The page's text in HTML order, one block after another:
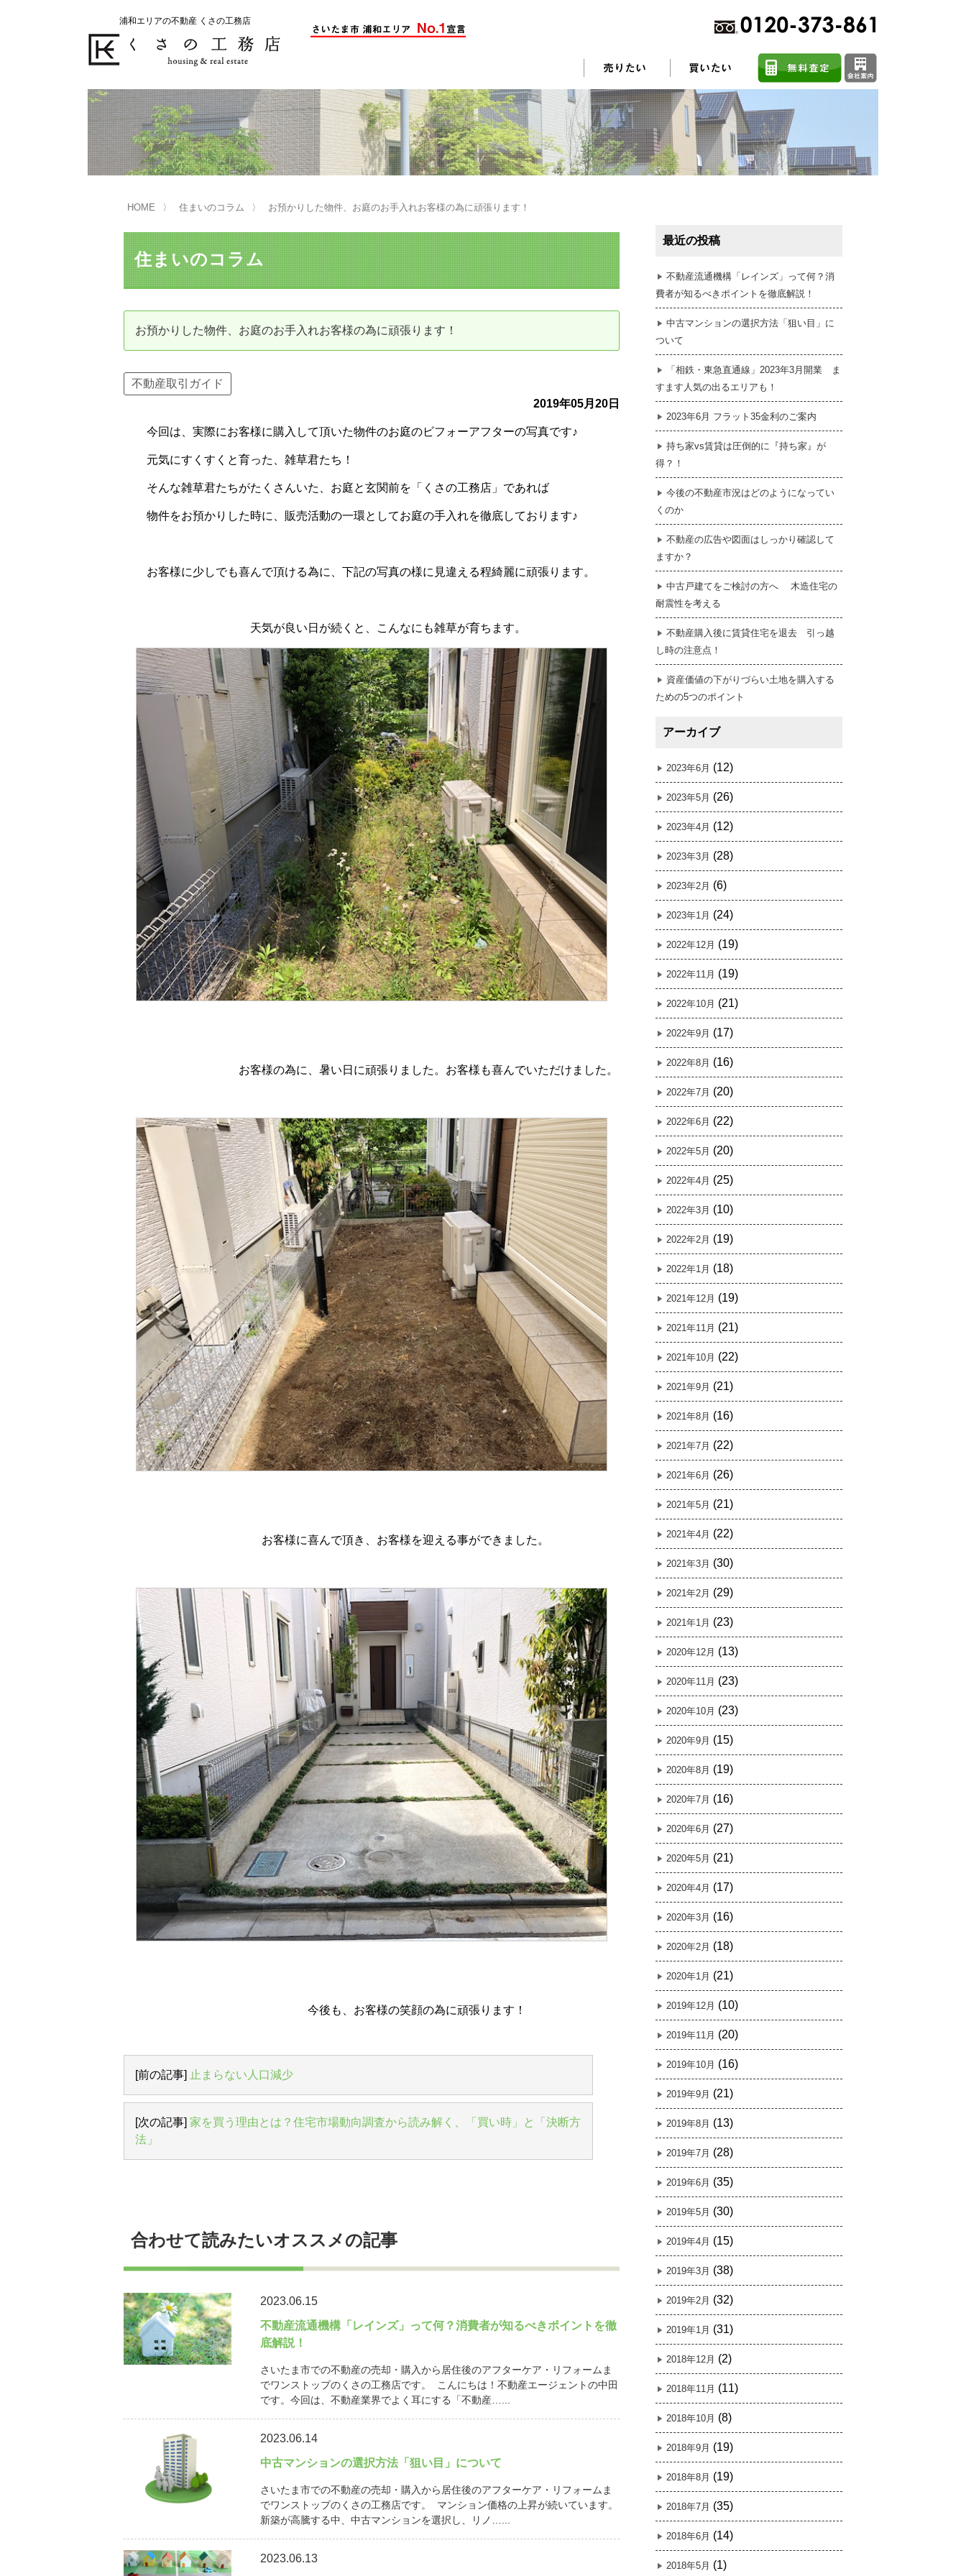
浦和エリアの不動産 くさの工務店
不動産の売却をお考えのお客様
くさの工務店が選ばれる理由 売却活動 売却されたお客様の声 不動産売却に関するよくある質問
買い替えサポート はじめての売却 不動産売却成功のコツ 任意売却
不動産の相続 売却前の修繕・リフォーム
売却の流れ（手順）
不動産売却の詳しい流れ 売買契約のご締結
不動産の引き渡し 不動産の残代金の受領について 不動産売却後の税金
不動産の購入をお考えのお客様
くさの工務店が選ばれる理由 購入されたお客様の声 不動産購入に関するよくある質問
住宅ローン控除・消費税について
リニュアル仲介とは
資産価値の減りにくい住宅購入 中古だから安心して購入できる仕組み リニュアル仲介で実現する豊かな暮らし はじめての物件探し
HOME 住まいのコラム お預かりした物件、お庭のお手入れお客様の為に頑張ります！
住まいのコラム
お預かりした物件、お庭のお手入れお客様の為に頑張ります！
不動産取引ガイド
2019年05月20日
今回は、実際にお客様に購入して頂いた物件のお庭のビフォーアフターの写真です♪
元気にすくすくと育った、雑草君たち！
そんな雑草君たちがたくさんいた、お庭と玄関前を「くさの工務店」であれば
物件をお預かりした時に、販売活動の一環としてお庭の手入れを徹底しております♪
お客様に少しでも喜んで頂ける為に、下記の写真の様に見違える程綺麗に頑張ります。
天気が良い日が続くと、こんなにも雑草が育ちます。
お客様の為に、暑い日に頑張りました。お客様も喜んでいただけました。
お客様に喜んで頂き、お客様を迎える事ができました。
今後も、お客様の笑顔の為に頑張ります！
[前の記事] 止まらない人口減少
[次の記事] 家を買う理由とは？住宅市場動向調査から読み解く、「買い時」と「決断方
法」
合わせて読みたいオススメの記事
2023.06.15
不動産流通機構「レインズ」って何？消費者が知るべきポイントを徹
底解説！
さいたま市での不動産の売却・購入から居住後のアフターケア・リフォームま
でワンストップのくさの工務店です。 こんにちは！不動産エージェントの中田
です。今回は、不動産業界でよく耳にする「不動産…...
2023.06.14
中古マンションの選択方法「狙い目」について
さいたま市での不動産の売却・購入から居住後のアフターケア・リフォームま
でワンストップのくさの工務店です。 マンション価格の上昇が続いています。
新築が高騰する中、中古マンションを選択し、リノ…...
2023.06.13
最近の投稿
不動産流通機構「レインズ」って何？消
費者が知るべきポイントを徹底解説！
中古マンションの選択方法「狙い目」に
ついて
「相鉄・東急直通線」2023年3月開業 ま
すます人気の出るエリアも！
2023年6月 フラット35金利のご案内
持ち家vs賃貸は圧倒的に『持ち家』が
得？！
今後の不動産市況はどのようになってい
くのか
不動産の広告や図面はしっかり確認して
ますか？
中古戸建てをご検討の方へ 木造住宅の
耐震性を考える
不動産購入後に賃貸住宅を退去 引っ越
し時の注意点！
資産価値の下がりづらい土地を購入する
ための5つのポイント
アーカイブ
2023年6月 (12)
2023年5月 (26)
2023年4月 (12)
2023年3月 (28)
2023年2月 (6)
2023年1月 (24)
2022年12月 (19)
2022年11月 (19)
2022年10月 (21)
2022年9月 (17)
2022年8月 (16)
2022年7月 (20)
2022年6月 (22)
2022年5月 (20)
2022年4月 (25)
2022年3月 (10)
2022年2月 (19)
2022年1月 (18)
2021年12月 (19)
2021年11月 (21)
2021年10月 (22)
2021年9月 (21)
2021年8月 (16)
2021年7月 (22)
2021年6月 (26)
2021年5月 (21)
2021年4月 (22)
2021年3月 (30)
2021年2月 (29)
2021年1月 (23)
2020年12月 (13)
2020年11月 (23)
2020年10月 (23)
2020年9月 (15)
2020年8月 (19)
2020年7月 (16)
2020年6月 (27)
2020年5月 (21)
2020年4月 (17)
2020年3月 (16)
2020年2月 (18)
2020年1月 (21)
2019年12月 (10)
2019年11月 (20)
2019年10月 (16)
2019年9月 (21)
2019年8月 (13)
2019年7月 (28)
2019年6月 (35)
2019年5月 (30)
2019年4月 (15)
2019年3月 (38)
2019年2月 (32)
2019年1月 (31)
2018年12月 (2)
2018年11月 (11)
2018年10月 (8)
2018年9月 (19)
2018年8月 (19)
2018年7月 (35)
2018年6月 (14)
2018年5月 (1)